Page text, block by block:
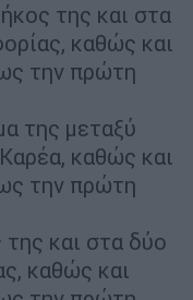
της και στα
καθώς και
την πρώτη
της μεταξύ
καθώς και
την πρώτη
και στα δύο
καθώς και